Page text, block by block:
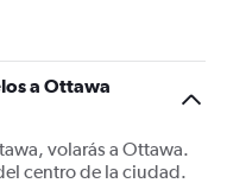
a Ottawa
volarás a Ottawa.
centro de la ciudad.